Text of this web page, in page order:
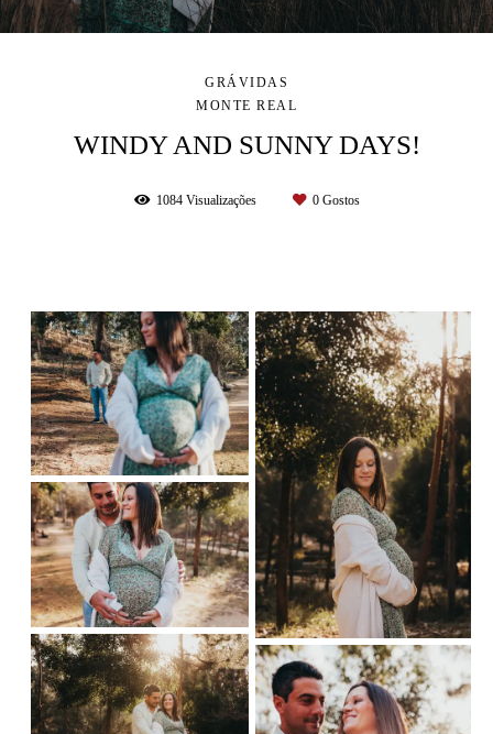
GRÁVIDAS
MONTE REAL
WINDY AND SUNNY DAYS!
1084Visualizações 0Gostos